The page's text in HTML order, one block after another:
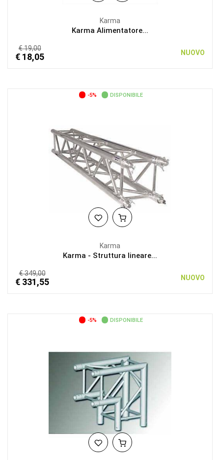
Karma
Karma Alimentatore...
€ 19,00
€ 18,05 NUOVO
-5% DISPONIBILE
Karma
Karma - Struttura lineare...
€ 349,00
€ 331,55 NUOVO
-5% DISPONIBILE